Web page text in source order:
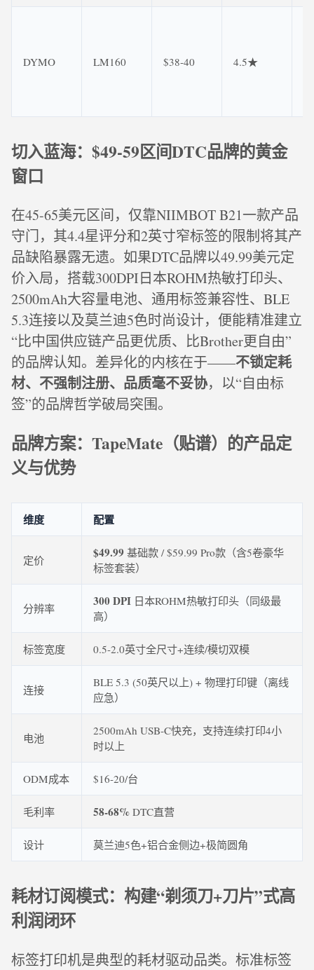
DYMO LM160 $38-40 4.5★
切入蓝海：$49-59区间DTC品牌的黄金
窗口
在45-65美元区间，仅靠NIIMBOT B21一款产品
守门，其4.4星评分和2英寸窄标签的限制将其产
品缺陷暴露无遗。如果DTC品牌以49.99美元定
价入局，搭载300DPI日本ROHM热敏打印头、
2500mAh大容量电池、通用标签兼容性、BLE
5.3连接以及莫兰迪5色时尚设计，便能精准建立
“比中国供应链产品更优质、比Brother更自由”
的品牌认知。差异化的内核在于——不锁定耗
材、不强制注册、品质毫不妥协，以“自由标
签”的品牌哲学破局突围。
品牌方案：TapeMate（贴谱）的产品定
义与优势
维度 配置
定价 $49.99 基础款 / $59.99 Pro款（含5卷豪华
标签套装）
分辨率 300 DPI 日本ROHM热敏打印头（同级最
高）
标签宽度 0.5-2.0英寸全尺寸+连续/模切双模
连接
BLE 5.3 (50英尺以上) + 物理打印键（离线
应急）
电池
2500mAh USB-C快充，支持连续打印4小
时以上
ODM成本 $16-20/台
毛利率 58-68% DTC直营
设计 莫兰迪5色+铝合金侧边+极简圆角
耗材订阅模式：构建“剃须刀+刀片”式高
利润闭环
标签打印机是典型的耗材驱动品类。标准标签